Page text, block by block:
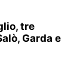
tre
Garda e